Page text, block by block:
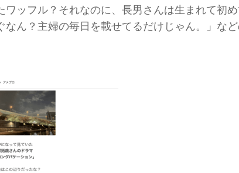
ワッフル？それなのに、長男さんは生まれて初
なん？主婦の毎日を載せてるだけじゃん。」な